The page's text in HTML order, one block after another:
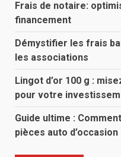
Frais de notaire:
financement
Démystifier les frais
les associations
Lingot d’or 100 g :
pour votre
Guide ultime :
pièces auto d’occasion